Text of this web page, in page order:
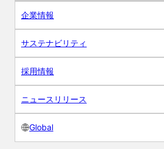
企業情報
サステナビリティ
採用情報
ニュースリリース
Global